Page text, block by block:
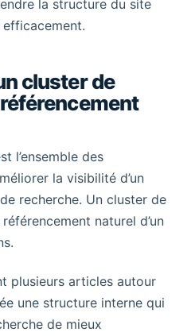
la structure du site
efficacement.
cluster de
l’ensemble des
la visibilité d’un
recherche. Un cluster de
naturel d’un
plusieurs articles autour
une structure interne qui
de mieux